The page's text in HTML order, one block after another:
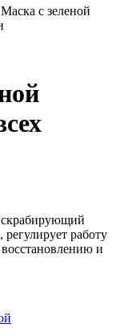
с зеленой
скрабирующий
работу
и